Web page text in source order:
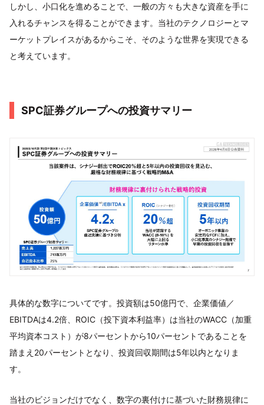
しかし、小口化を進めることで、一般の方々も大きな資産を手に
入れるチャンスを得ることができます。当社のテクノロジーとマ
ーケットプレイスがあるからこそ、そのような世界を実現できる
と考えています。
SPC証券グループへの投資サマリー
具体的な数字についてです。投資額は50億円で、企業価値／
EBITDAは4.2倍、ROIC（投下資本利益率）は当社のWACC（加重
平均資本コスト）が8パーセントから10パーセントであることを
踏まえ20パーセントとなり、投資回収期間は5年以内となりま
す。
当社のビジョンだけでなく、数字の裏付けに基づいた財務規律に